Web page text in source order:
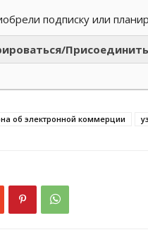
подписку или
об электронной коммерции